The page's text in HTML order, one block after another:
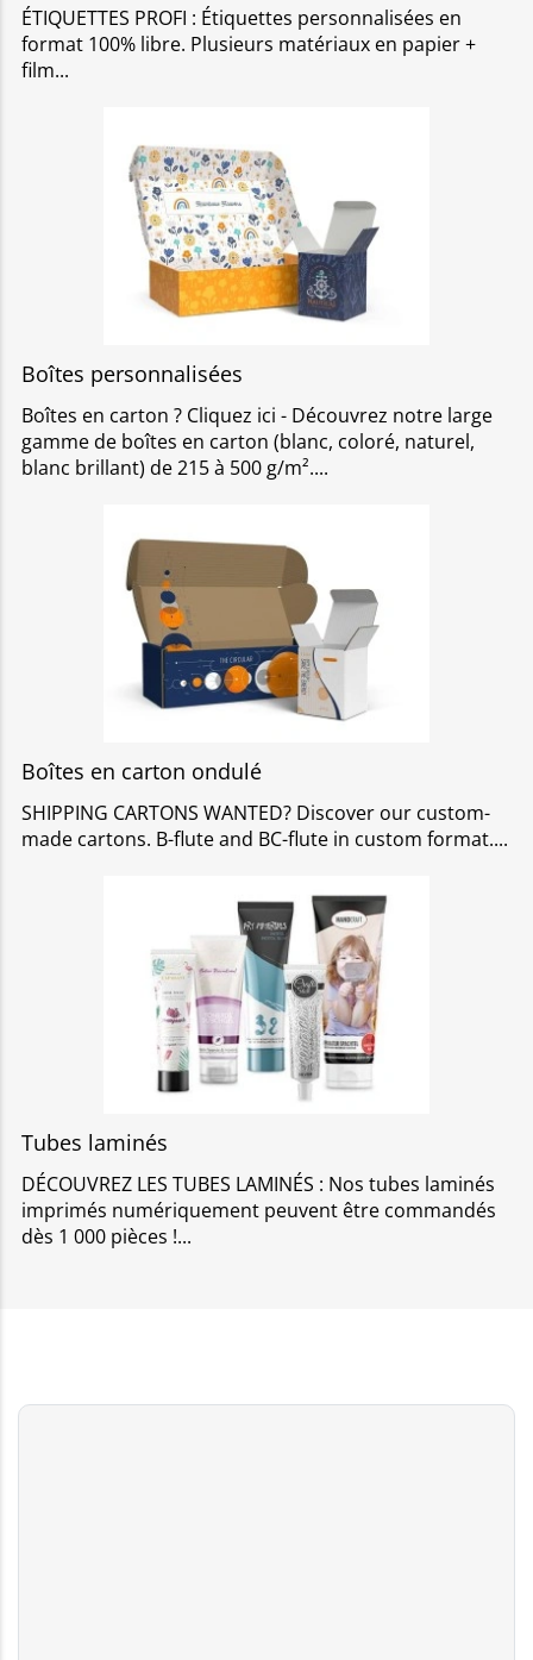
ÉTIQUETTES PROFI : Étiquettes personnalisées en
format 100% libre. Plusieurs matériaux en papier +
film
Boîtes personnalisées
Boîtes en carton ? Cliquez ici - Découvrez notre large
gamme de boîtes en carton (blanc, coloré, naturel,
blanc brillant) de 215 à 500 g/m².
Boîtes en carton ondulé
SHIPPING CARTONS WANTED? Discover our custom-
made cartons. B-flute and BC-flute in custom format.
Tubes laminés
DÉCOUVREZ LES TUBES LAMINÉS : Nos tubes laminés
imprimés numériquement peuvent être commandés
dès 1 000 pièces !